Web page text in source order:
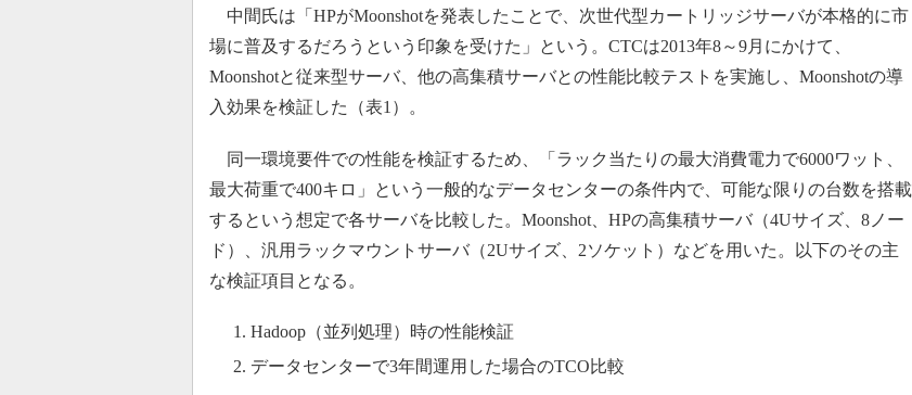
中間氏は「HPがMoonshotを発表したことで、次世代型カートリッジサーバが本格的に市
場に普及するだろうという印象を受けた」という。CTCは2013年8～9月にかけて、
Moonshotと従来型サーバ、他の高集積サーバとの性能比較テストを実施し、Moonshotの導
入効果を検証した（表1）。
同一環境要件での性能を検証するため、「ラック当たりの最大消費電力で6000ワット、
最大荷重で400キロ」という一般的なデータセンターの条件内で、可能な限りの台数を搭載
するという想定で各サーバを比較した。Moonshot、HPの高集積サーバ（4Uサイズ、8ノー
ド）、汎用ラックマウントサーバ（2Uサイズ、2ソケット）などを用いた。以下のその主
な検証項目となる。
Hadoop（並列処理）時の性能検証
データセンターで3年間運用した場合のTCO比較